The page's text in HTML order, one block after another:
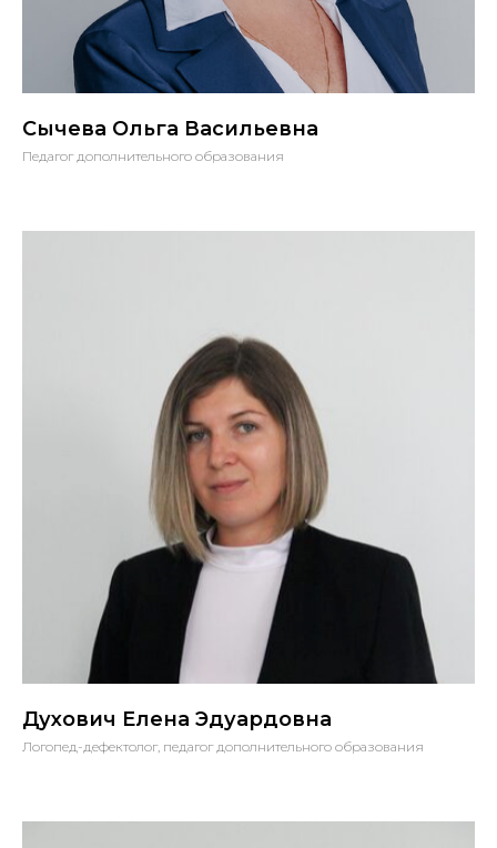
Сычева Ольга Васильевна
Педагог дополнительного образования
Духович Елена Эдуардовна
Логопед-дефектолог, педагог дополнительного образования